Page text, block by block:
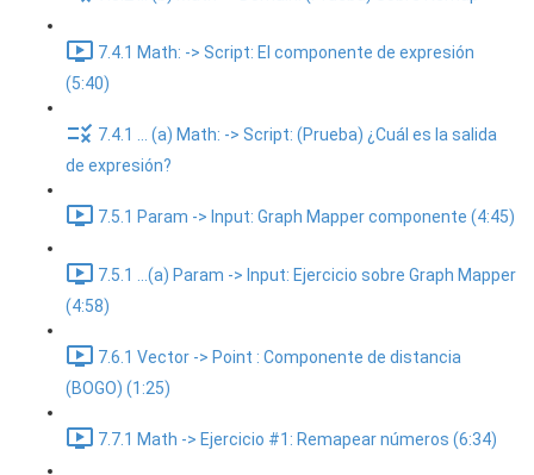
7.4.1 Math: -> Script: El componente de expresión
(5:40)
7.4.1 ... (a) Math: -> Script: (Prueba) ¿Cuál es la salida
de expresión?
7.5.1 Param -> Input: Graph Mapper componente (4:45)
7.5.1 ...(a) Param -> Input: Ejercicio sobre Graph Mapper
(4:58)
7.6.1 Vector -> Point : Componente de distancia
(BOGO) (1:25)
7.7.1 Math -> Ejercicio #1: Remapear números (6:34)